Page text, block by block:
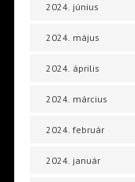
2024. június
2024. május
2024. április
2024. március
2024. február
2024. január